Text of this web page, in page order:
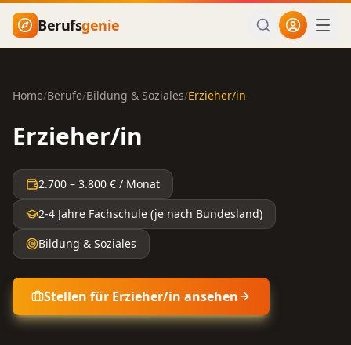
Zum Hauptinhalt springen
Berufsgenie
Home/Berufe/Bildung & Soziales/Erzieher/in
Erzieher/in
2.700 – 3.800 € / Monat
2-4 Jahre Fachschule (je nach Bundesland)
Bildung & Soziales
Stellen für Erzieher/in ansehen